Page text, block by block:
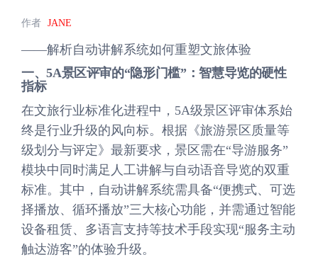
作者 JANE
——解析自动讲解系统如何重塑文旅体验
一、5A景区评审的“隐形门槛”：智慧导览的硬性
指标
在文旅行业标准化进程中，5A级景区评审体系始
终是行业升级的风向标。根据《旅游景区质量等
级划分与评定》最新要求，景区需在“导游服务”
模块中同时满足人工讲解与自动语音导览的双重
标准。其中，自动讲解系统需具备“便携式、可选
择播放、循环播放”三大核心功能，并需通过智能
设备租赁、多语言支持等技术手段实现“服务主动
触达游客”的体验升级。